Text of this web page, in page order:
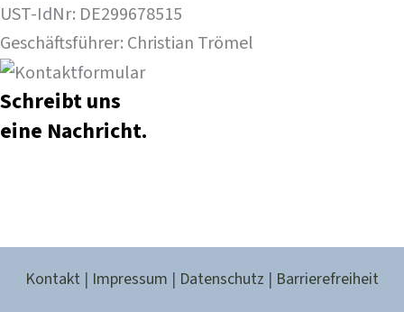
UST-IdNr: DE299678515
Geschäftsführer: Christian Trömel
Schreibt uns
eine Nachricht.
Kontakt | Impressum | Datenschutz | Barrierefreiheit